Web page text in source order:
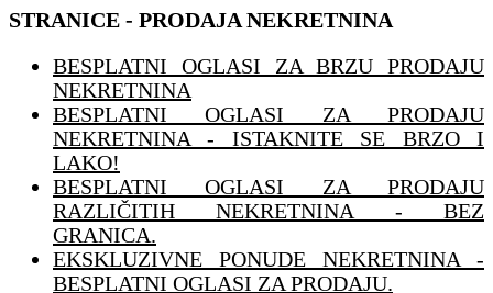
STRANICE - PRODAJA NEKRETNINA
BESPLATNI OGLASI ZA BRZU PRODAJU
NEKRETNINA
BESPLATNI OGLASI ZA PRODAJU
NEKRETNINA - ISTAKNITE SE BRZO I
LAKO!
BESPLATNI OGLASI ZA PRODAJU
RAZLIČITIH NEKRETNINA - BEZ
GRANICA.
EKSKLUZIVNE PONUDE NEKRETNINA -
BESPLATNI OGLASI ZA PRODAJU.